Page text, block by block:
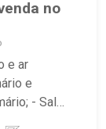
no
e ar
e
- Sala